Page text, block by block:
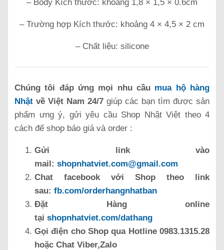
– Body Kích thước: khoảng 1,8 × 1,5 × 0.6cm
– Trường hợp Kích thước: khoảng 4 × 4,5 × 2 cm
– Chất liệu: silicone
Chúng tôi đáp ứng mọi nhu cầu mua hộ hàng
Nhật về Việt Nam 24/7 giúp các bạn tìm được sản
phẩm ưng ý, gửi yêu cầu Shop Nhật Việt theo 4
cách để shop báo giá và order :
Gửi link vào
mail: shopnhatviet.com@gmail.com
Chat facebook với Shop theo link
sau: fb.com/orderhangnhatban
Đặt Hàng online
tại shopnhatviet.com/dathang
Gọi điện cho Shop qua Hotline 0983.1315.28
hoặc Chat Viber,Zalo